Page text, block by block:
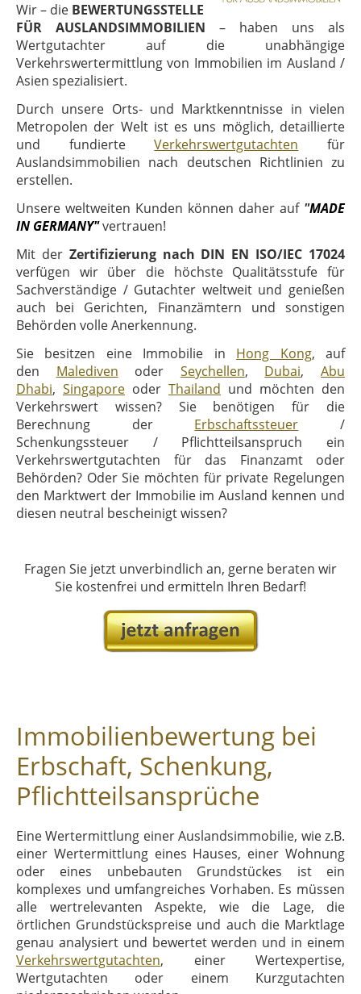
Wir – die BEWERTUNGSSTELLE
FÜR AUSLANDSIMMOBILIEN – haben uns als
Wertgutachter auf die unabhängige
Verkehrswertermittlung von Immobilien im Ausland /
Asien spezialisiert.
Durch unsere Orts- und Marktkenntnisse in vielen
Metropolen der Welt ist es uns möglich, detaillierte
und fundierteVerkehrswertgutachten für
Auslandsimmobilien nach deutschen Richtlinien zu
erstellen.
Unsere weltweiten Kunden können daher auf "MADE
IN GERMANY"vertrauen!
Mit der Zertifizierung nach DIN EN ISO/IEC 17024
verfügen wir über die höchste Qualitätsstufe für
Sachverständige / Gutachter weltweit und genießen
auch bei Gerichten, Finanzämtern und sonstigen
Behörden volle Anerkennung.
Sie besitzen eine Immobilie in Hong Kong, auf
den Malediven oder Seychellen, Dubai,Abu
Dhabi, Singapore oder Thailand und möchten den
Verkehrswert wissen? Sie benötigen für die
Berechnung der Erbschaftssteuer /
Schenkungssteuer / Pflichtteilsanspruch ein
Verkehrswertgutachten für das Finanzamt oder
Behörden? Oder Sie möchten für private Regelungen
den Marktwert der Immobilie im Ausland kennen und
diesen neutral bescheinigt wissen?
Fragen Sie jetzt unverbindlich an, gerne beraten wir
Sie kostenfrei und ermitteln Ihren Bedarf!
Immobilienbewertung bei
Erbschaft, Schenkung,
Pflichtteilsansprüche
Eine Wertermittlung einer Auslandsimmobilie, wie z.B.
einer Wertermittlung eines Hauses, einer Wohnung
oder eines unbebauten Grundstückes ist ein
komplexes und umfangreiches Vorhaben. Es müssen
alle wertrelevanten Aspekte, wie die Lage, die
örtlichen Grundstückspreise und auch die Marktlage
genau analysiert und bewertet werden und in einem
Verkehrswertgutachten, einer Wertexpertise,
Wertgutachten oder einem Kurzgutachten